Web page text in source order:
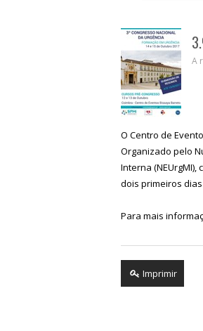
A
O Centro de
Organizado pelo
Interna
dois primeiros
Para mais
Imprimir